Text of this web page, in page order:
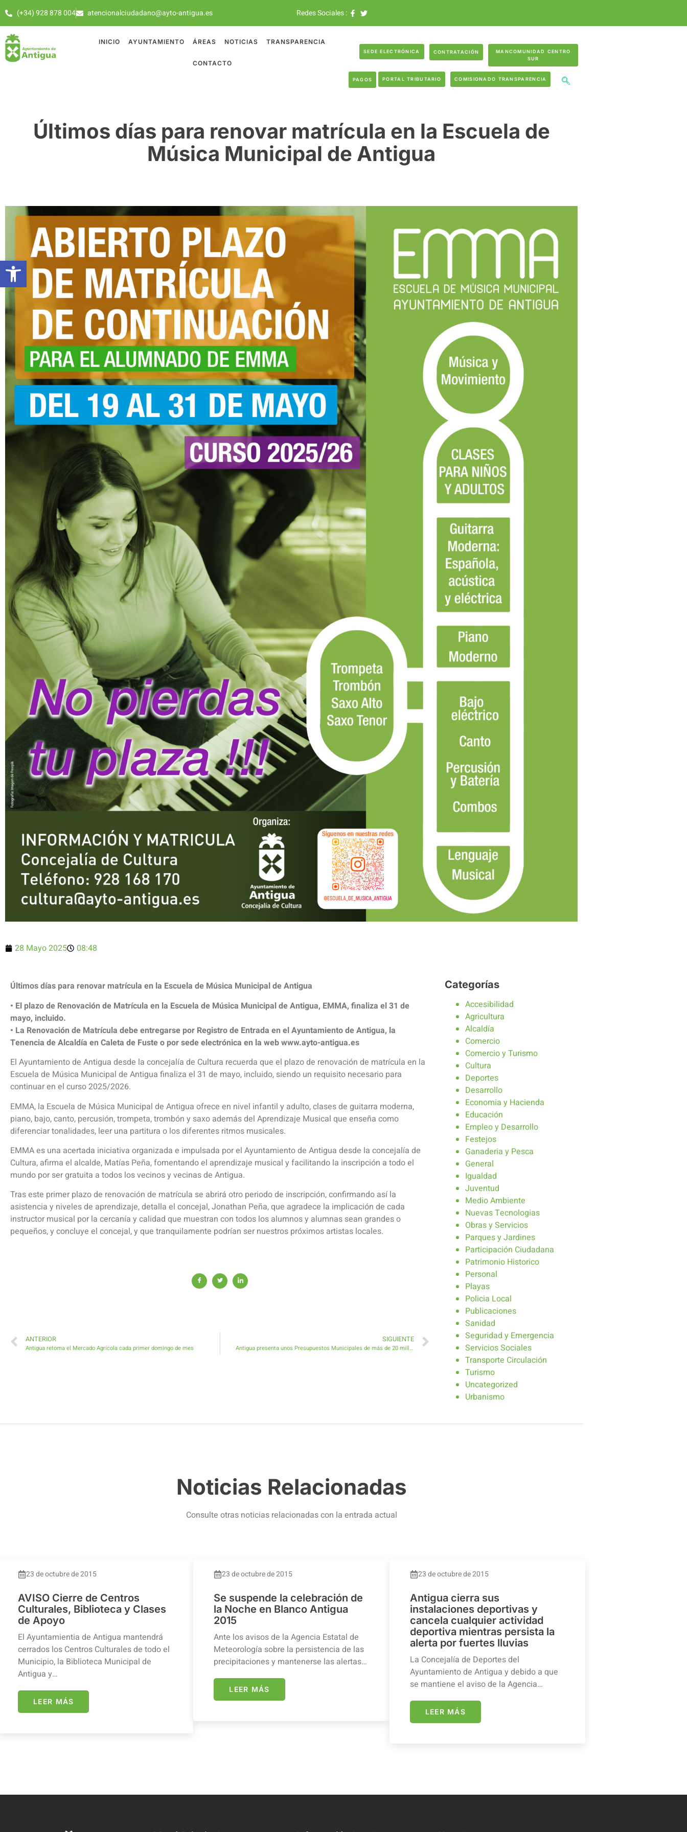
(+34) 928 878 004 atencionalciudadano@ayto-antigua.es Redes Sociales :
INICIO AYUNTAMIENTO ÁREAS NOTICIAS TRANSPARENCIA
CONTACTO
SEDE ELECTRÓNICA CONTRATACIÓN
MANCOMUNIDAD CENTRO
SUR
PAGOS PORTAL TRIBUTARIO COMISIONADO TRANSPARENCIA
Últimos días para renovar matrícula en la Escuela de
Música Municipal de Antigua
28 Mayo 2025 08:48
Últimos días para renovar matrícula en la Escuela de Música Municipal de Antigua
• El plazo de Renovación de Matrícula en la Escuela de Música Municipal de Antigua, EMMA, finaliza el 31 de
mayo, incluido.
• La Renovación de Matrícula debe entregarse por Registro de Entrada en el Ayuntamiento de Antigua, la
Tenencia de Alcaldía en Caleta de Fuste o por sede electrónica en la web www.ayto-antigua.es
El Ayuntamiento de Antigua desde la concejalía de Cultura recuerda que el plazo de renovación de matrícula en la
Escuela de Música Municipal de Antigua finaliza el 31 de mayo, incluido, siendo un requisito necesario para
continuar en el curso 2025/2026.
EMMA, la Escuela de Música Municipal de Antigua ofrece en nivel infantil y adulto, clases de guitarra moderna,
piano, bajo, canto, percusión, trompeta, trombón y saxo además del Aprendizaje Musical que enseña como
diferenciar tonalidades, leer una partitura o los diferentes ritmos musicales.
EMMA es una acertada iniciativa organizada e impulsada por el Ayuntamiento de Antigua desde la concejalía de
Cultura, afirma el alcalde, Matías Peña, fomentando el aprendizaje musical y facilitando la inscripción a todo el
mundo por ser gratuita a todos los vecinos y vecinas de Antigua.
Tras este primer plazo de renovación de matrícula se abrirá otro periodo de inscripción, confirmando así la
asistencia y niveles de aprendizaje, detalla el concejal, Jonathan Peña, que agradece la implicación de cada
instructor musical por la cercanía y calidad que muestran con todos los alumnos y alumnas sean grandes o
pequeños, y concluye el concejal, y que tranquilamente podrían ser nuestros próximos artistas locales.
ANTERIOR
Antigua retoma el Mercado Agrícola cada primer domingo de mes
SIGUIENTE
Antigua presenta unos Presupuestos Municipales de más de 20 millones de euros
Categorías
Accesibilidad
Agricultura
Alcaldía
Comercio
Comercio y Turismo
Cultura
Deportes
Desarrollo
Economia y Hacienda
Educación
Empleo y Desarrollo
Festejos
Ganaderia y Pesca
General
Igualdad
Juventud
Medio Ambiente
Nuevas Tecnologias
Obras y Servicios
Parques y Jardines
Participación Ciudadana
Patrimonio Historico
Personal
Playas
Policia Local
Publicaciones
Sanidad
Seguridad y Emergencia
Servicios Sociales
Transporte Circulación
Turismo
Uncategorized
Urbanismo
Noticias Relacionadas
Consulte otras noticias relacionadas con la entrada actual
23 de octubre de 2015
AVISO Cierre de Centros
Culturales, Biblioteca y Clases
de Apoyo
El Ayuntamientia de Antigua mantendrá
cerrados los Centros Culturales de todo el
Municipio, la Biblioteca Municipal de
Antigua y…
LEER MÁS
23 de octubre de 2015
Se suspende la celebración de
la Noche en Blanco Antigua
2015
Ante los avisos de la Agencia Estatal de
Meteorología sobre la persistencia de las
precipitaciones y mantenerse las alertas…
LEER MÁS
23 de octubre de 2015
Antigua cierra sus
instalaciones deportivas y
cancela cualquier actividad
deportiva mientras persista la
alerta por fuertes lluvias
La Concejalía de Deportes del
Ayuntamiento de Antigua y debido a que
se mantiene el aviso de la Agencia…
LEER MÁS
Abrir barra de herramientas